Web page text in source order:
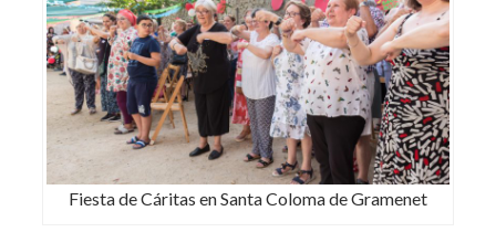
Fiesta de Cáritas en Santa Coloma de Gramenet